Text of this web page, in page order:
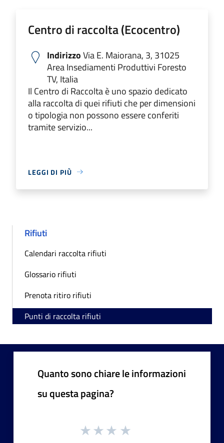
Centro di raccolta (Ecocentro)
IndirizzoVia E. Maiorana, 3, 31025
Area Insediamenti Produttivi Foresto
TV, Italia
Il Centro di Raccolta è uno spazio dedicato
alla raccolta di quei rifiuti che per dimensioni
o tipologia non possono essere conferiti
tramite servizio...
LEGGI DI PIÙ
Rifiuti
Calendari raccolta rifiuti
Glossario rifiuti
Prenota ritiro rifiuti
Punti di raccolta rifiuti
Quanto sono chiare le informazioni
su questa pagina?